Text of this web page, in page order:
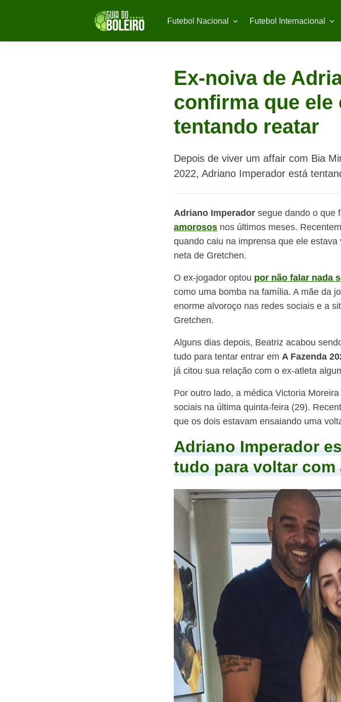
Futebol Nacional Futebol Internacional
Ex-noiva de
confirma que ele
tentando reatar
Depois de viver um affair com Bia
2022, Adriano Imperador está
Adriano Imperador segue dando o que
amorosos nos últimos meses.
quando caiu na imprensa que ele estava
neta de Gretchen.
O ex-jogador optou por não falar nada
como uma bomba na família. A mãe da
enorme alvoroço nas redes sociais e a
Gretchen.
Alguns dias depois, Beatriz acabou
tudo para tentar entrar em A Fazenda
já citou sua relação com o ex-atleta
Por outro lado, a médica Victoria
sociais na última quinta-feira (29).
que os dois estavam ensaiando uma
Adriano Imperador
tudo para voltar com